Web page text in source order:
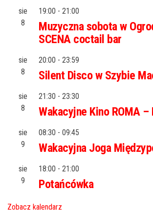
sie
8
19:00 - 21:00
Muzyczna sobota w
SCENA coctail bar
sie
8
20:00 - 23:59
Silent Disco w Szybie
sie
8
21:30 - 23:30
Wakacyjne Kino ROMA
sie
9
08:30 - 09:45
Wakacyjna Joga
sie
9
18:00 - 21:00
Potańcówka
Zobacz kalendarz